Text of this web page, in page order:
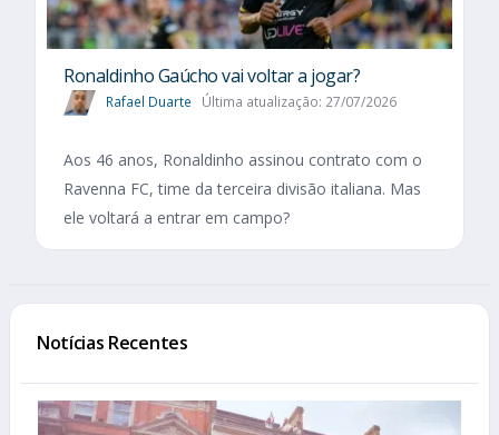
Ronaldinho Gaúcho vai voltar a jogar?
Rafael Duarte Última atualização: 27/07/2026
Aos 46 anos, Ronaldinho assinou contrato com o
Ravenna FC, time da terceira divisão italiana. Mas
ele voltará a entrar em campo?
Notícias Recentes